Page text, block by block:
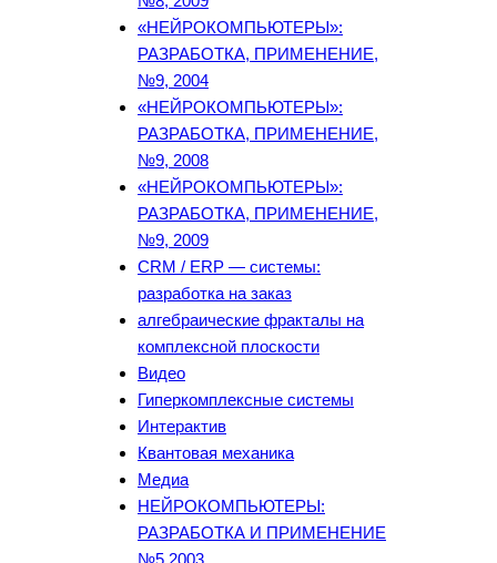
«НЕЙРОКОМПЬЮТЕРЫ»:
РАЗРАБОТКА, ПРИМЕНЕНИЕ,
№9, 2004
«НЕЙРОКОМПЬЮТЕРЫ»:
РАЗРАБОТКА, ПРИМЕНЕНИЕ,
№9, 2008
«НЕЙРОКОМПЬЮТЕРЫ»:
РАЗРАБОТКА, ПРИМЕНЕНИЕ,
№9, 2009
CRM / ERP — системы:
разработка на заказ
алгебраические фракталы на
комплексной плоскости
Видео
Гиперкомплексные системы
Интерактив
Квантовая механика
Медиа
НЕЙРОКОМПЬЮТЕРЫ:
РАЗРАБОТКА И ПРИМЕНЕНИЕ
№5 2003